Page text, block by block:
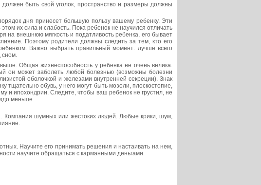
быть свой уголок, пространство и размеры должны
дня принесет большую пользу вашему ребенку. Эти
их сила и слабость. Пока ребенок не научился отличать
на внешнюю мягкость и податливость ребенка, его бывает
Поэтому родители должны следить за тем, кто его
Важно выбрать правильный момент: лучше всего
сном.
Общая жизнеспособность у ребенка не очень велика.
он может заболеть любой болезнью (возможны болезни
оболочкой и железами внутренней секреции). Знак
тщательно обувь, у него могут быть мозоли, плоскостопие,
и ипохондрии. Следите, чтобы ваш ребенок не грустил, не
меньше.
Компания шумных или жестоких людей. Любые крики, шум,
Научите его принимать решения и настаивать на нем,
научите обращаться с карманными деньгами.